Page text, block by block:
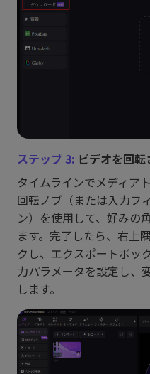
ステップ 3: ビデオを回
タイムラインでメディア
回転ノブ（または入力フ
ン）を使用して、好みの
ます。完了したら、右上
クし、エクスポートボッ
力パラメータを設定し、
します。